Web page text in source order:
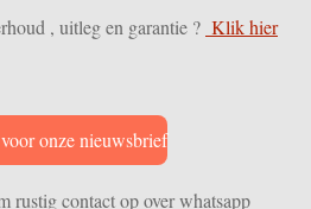
, uitleg en garantie ? Klik hier
onze nieuwsbrief
rustig contact op over whatsapp